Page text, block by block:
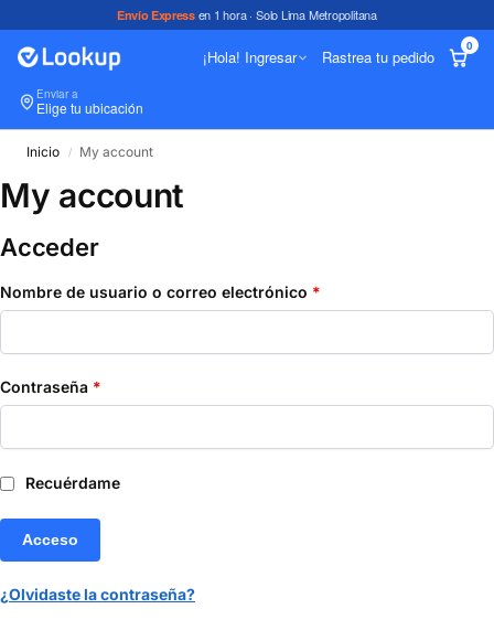
Envío Expressen 1 hora · Solo Lima Metropolitana
¡Hola! Ingresar Rastrea tu pedido
0
Enviar a
Elige tu ubicación
Inicio / My account
My account
Acceder
Nombre de usuario o correo electrónico *
Contraseña *
Recuérdame
Acceso
¿Olvidaste la contraseña?